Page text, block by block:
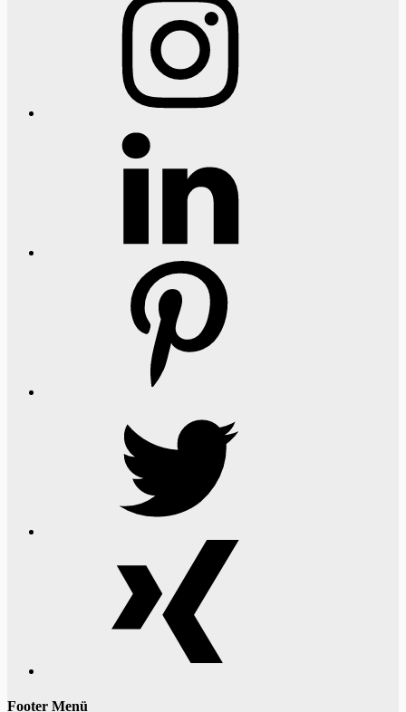
Footer Menü